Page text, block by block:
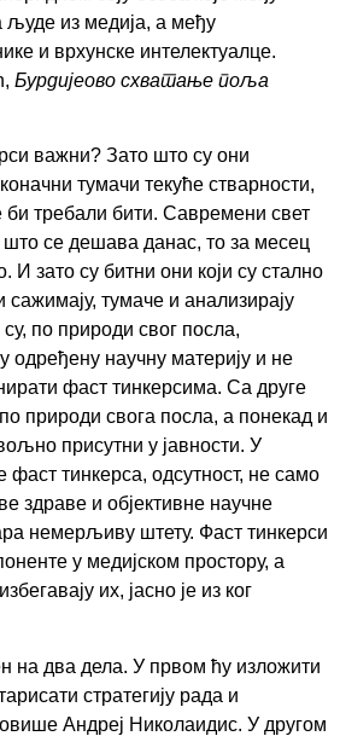
људе из медија, а међу
и врхунске интелектуалце.
Бурдијеово схватање поља
важни? Зато што су они
тумачи текуће стварности,
би требали бити. Савремени свет
што се дешава данас, то за месец
И зато су битни они који су стално
сажимају, тумаче и анализирају
по природи свог посла,
одређену научну материју и не
фаст тинкерсима. Са друге
природи свога посла, а понекад и
присутни у јавности. У
фаст тинкерса, одсутност, не само
здраве и објективне научне
немерљиву штету. Фаст тинкерси
у медијском простору, а
их, јасно је из ког
на два дела. У првом ћу изложити
стратегију рада и
Андреј Николаидис. У другом